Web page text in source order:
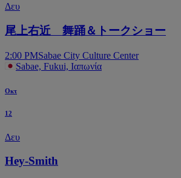
Δευ
尾上右近 舞踊＆トークショー
2:00 PMSabae City Culture Center
Sabae, Fukui, Ιαπωνία
Οκτ
12
Δευ
Hey-Smith